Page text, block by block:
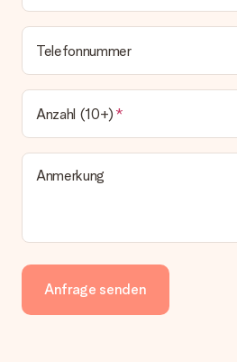
Telefonnummer
Anzahl (10+)
Anmerkung
Anfrage senden